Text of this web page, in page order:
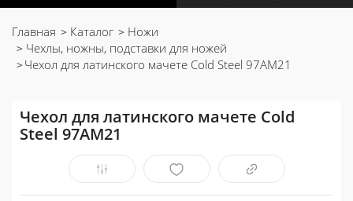
Главная Каталог
Ножи
Чехлы, ножны, подставки для ножей
Чехол для латинского мачете Cold Steel 97AM21
Чехол для латинского мачете Cold
Steel 97AM21